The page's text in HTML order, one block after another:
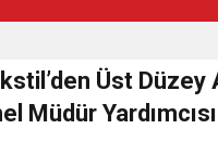
Salah Transferini Tamamladı
Üst
Müdür